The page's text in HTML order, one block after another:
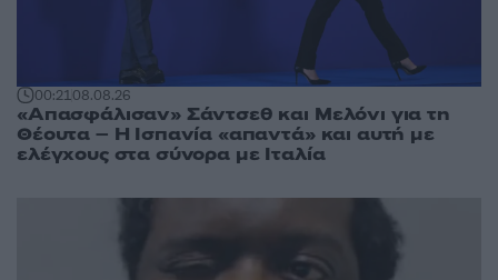
00:2108.08.26
«Απασφάλισαν» Σάντσεθ και Μελόνι για τη
Θέουτα – Η Ισπανία «απαντά» και αυτή με
ελέγχους στα σύνορα με Ιταλία